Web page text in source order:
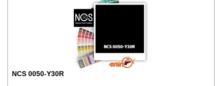
NCS 0050-Y30R